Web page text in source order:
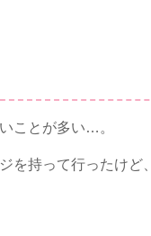
ことが多い…。
を持って行ったけど